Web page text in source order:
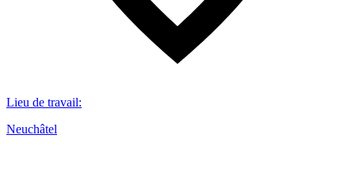
Lieu de travail:
Neuchâtel